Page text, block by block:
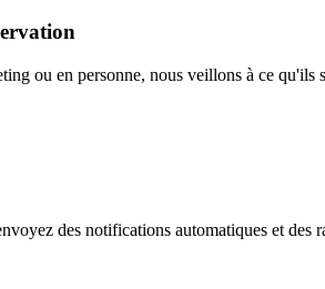
ou en personne, nous veillons à ce
des notifications automatiques et des